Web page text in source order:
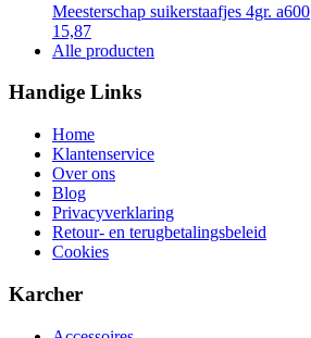
Meesterschap suikerstaafjes 4gr. a600
15,87
Alle producten
Handige Links
Home
Klantenservice
Over ons
Blog
Privacyverklaring
Retour- en terugbetalingsbeleid
Cookies
Karcher